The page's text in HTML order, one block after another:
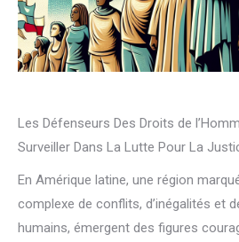
Les Défenseurs Des Droits de
Surveiller Dans La Lutte Pour La
En Amérique latine, une région
complexe de conflits, d’inégalités et
humains, émergent des figures